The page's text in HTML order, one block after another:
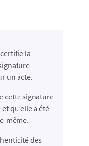
la
un acte.
cette signature
qu’elle a été
même.​
des